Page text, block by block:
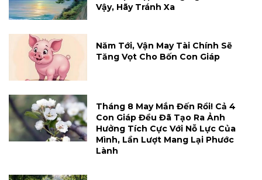
Vậy, Hãy Tránh Xa
Năm Tới, Vận May Tài Chính Sẽ
Tăng Vọt Cho Bốn Con Giáp
Tháng 8 May Mắn Đến Rồi! Cả 4
Con Giáp Đều Đã Tạo Ra Ảnh
Hưởng Tích Cực Với Nỗ Lực Của
Mình, Lần Lượt Mang Lại Phước
Lành